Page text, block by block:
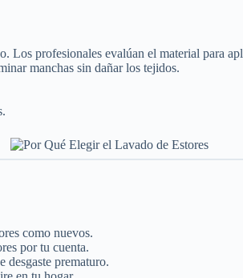
Los profesionales evalúan el material para
manchas sin dañar los tejidos.
como nuevos.
por tu cuenta.
desgaste prematuro.